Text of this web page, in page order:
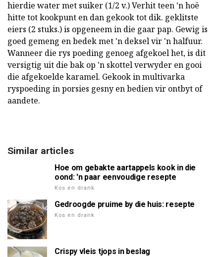
hierdie water met suiker (1/2 v.) Verhit teen 'n hoë
hitte tot kookpunt en dan gekook tot dik. geklitste
eiers (2 stuks.) is opgeneem in die gaar pap. Gewig is
goed gemeng en bedek met 'n deksel vir 'n halfuur.
Wanneer die rys poeding genoeg afgekoel het, is dit
versigtig uit die bak op 'n skottel verwyder en gooi
die afgekoelde karamel. Gekook in multivarka
ryspoeding in porsies gesny en bedien vir ontbyt of
aandete.
Similar articles
Hoe om gebakte aartappels kook in die
oond: 'n paar eenvoudige resepte
Kos en drank
Gedroogde pruime by die huis: resepte
Kos en drank
Crispy vleis tjops in beslag